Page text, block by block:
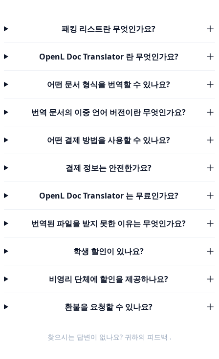
패킹 리스트란 무엇인가요?
OpenL Doc Translator 란 무엇인가요?
어떤 문서 형식을 번역할 수 있나요?
번역 문서의 이중 언어 버전이란 무엇인가요?
어떤 결제 방법을 사용할 수 있나요?
결제 정보는 안전한가요?
OpenL Doc Translator 는 무료인가요?
번역된 파일을 받지 못한 이유는 무엇인가요?
학생 할인이 있나요?
비영리 단체에 할인을 제공하나요?
환불을 요청할 수 있나요?
찾으시는 답변이 없나요? 귀하의 피드백 .